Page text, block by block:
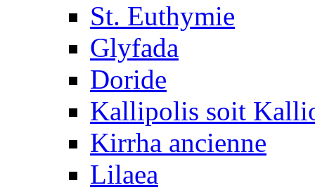
St. Euthymie
Glyfada
Doride
Kallipolis soit
Kirrha ancienne
Lilaea